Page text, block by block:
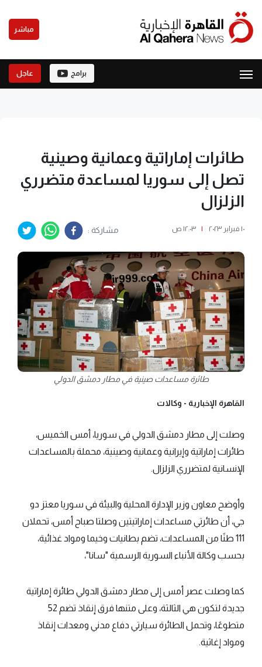
مباشر
برامج عاجل
طائرات إماراتية وعمانية وصينية
تصل إلى سوريا لمساعدة متضرري
الزلزال
١٠ فبراير ٢٠٢٣ | ١٢:٠٣ ص مشاركة :
طائرة مساعدات صينية في مطار دمشق الدولي
القاهرة الإخبارية - وكالات
وصلت إلى مطار دمشق الدولي في سوريا، أمس الخميس،
طائرات إماراتية وإيرانية وعمانية وصينية، محملة بالمساعدات
الإنسانية لمتضرري الزلزال.
وأوضح معاون وزير الإدارة المحلية والبيئة في سوريا معتز دو
جي، أن طائرتي مساعدات إماراتيتين وصلتا صباح أمس، تحملان
111 طنًا من المساعدات، تضم بطانيات وخيما ومواد غذائية،
بحسب وكالة الأنباء السورية الرسمية "سانا"،
كما وصلت عصر أمس إلى مطار دمشق الدولي طائرة إماراتية
جديدة لتكون هي الثالثة، وعلى متنها فرق إنقاذ تضم 52
متطوعًا، وتحمل الطائرة سيارتي دفاع مدني ومعدات إنقاذ
ومواد إغاثية.